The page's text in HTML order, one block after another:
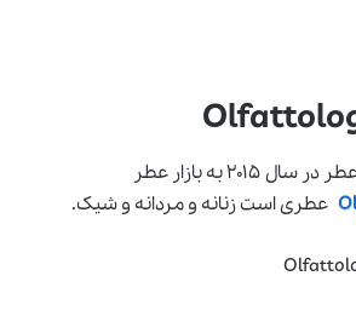
عطری است … . این عطر در سال ۲۰۱۵ به بازار عطر
عطری است زنانه و مردانه و شیک.